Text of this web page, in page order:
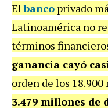
Elbanco privado
Latinoamérica no
términos
ganancia cayó
orden de los
3.479 millones de